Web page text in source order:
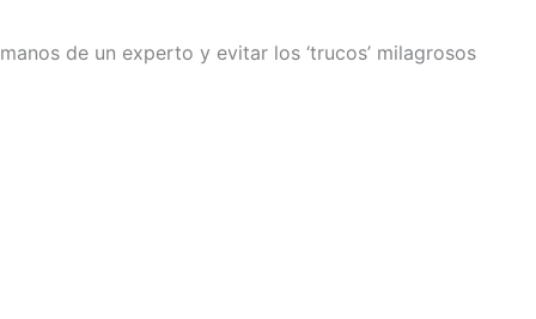
de un experto y evitar los ‘trucos’ milagrosos